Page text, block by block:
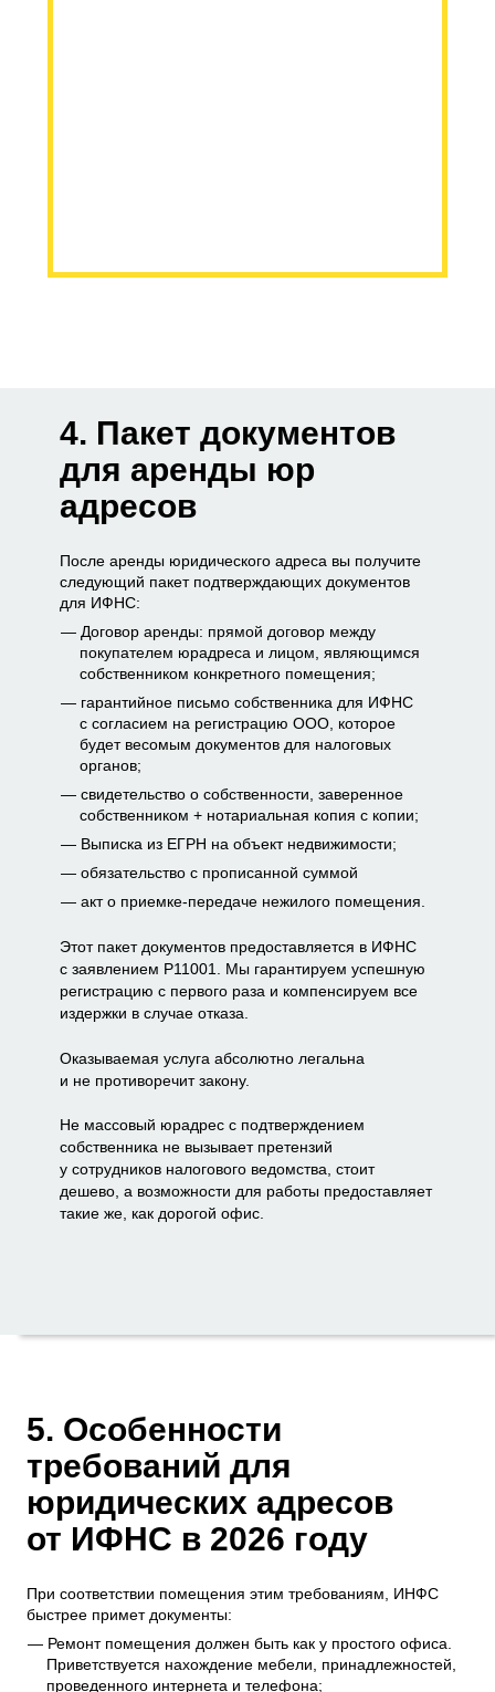
4. Пакет документов
для аренды юр
адресов
После аренды юридического адреса вы получите
следующий пакет подтверждающих документов
для ИФНС:
Договор аренды: прямой договор между
покупателем юрадреса и лицом, являющимся
собственником конкретного помещения;
гарантийное письмо собственника для ИФНС
с согласием на регистрацию ООО, которое
будет весомым документов для налоговых
органов;
свидетельство о собственности, заверенное
собственником + нотариальная копия с копии;
Выписка из ЕГРН на объект недвижимости;
обязательство с прописанной суммой
акт о приемке-передаче нежилого помещения.
Этот пакет документов предоставляется в ИФНС
с заявлением Р11001. Мы гарантируем успешную
регистрацию с первого раза и компенсируем все
издержки в случае отказа.
Оказываемая услуга абсолютно легальна
и не противоречит закону.
Не массовый юрадрес с подтверждением
собственника не вызывает претензий
у сотрудников налогового ведомства, стоит
дешево, а возможности для работы предоставляет
такие же, как дорогой офис.
5. Особенности
требований для
юридических адресов
от ИФНС в 2026 году
При соответствии помещения этим требованиям, ИНФС
быстрее примет документы:
Ремонт помещения должен быть как у простого офиса.
Приветствуется нахождение мебели, принадлежностей,
проведенного интернета и телефона;